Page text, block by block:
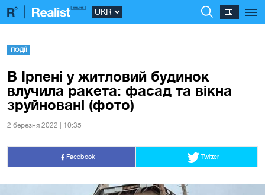
ПОДІЇ
В Ірпені у житловий будинок
влучила ракета: фасад та вікна
зруйновані (фото)
2 березня 2022 | 10:35
Facebook Twitter